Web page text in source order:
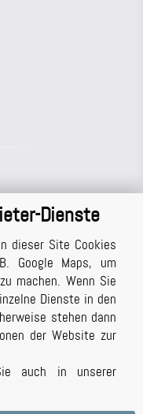
Dienste
dieser Site Cookies
Google Maps, um
machen. Wenn Sie
Dienste in den
stehen dann
der Website zur
auch in unserer
unser
möglich)
in Teilzeit möglich)
Taxation
im
in Münster